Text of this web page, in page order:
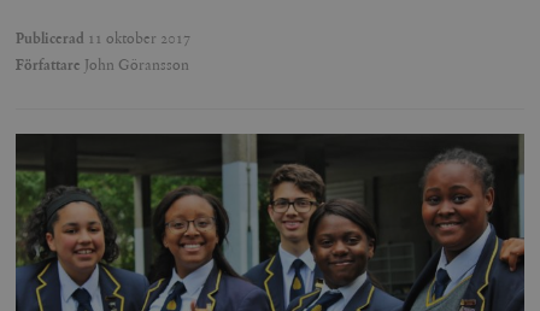
Publicerad 11 oktober 2017
Författare John Göransson